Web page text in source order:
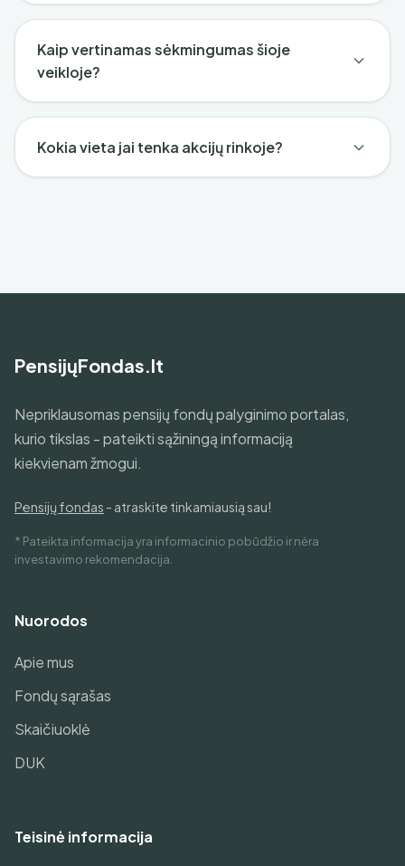
Kaip vertinamas sėkmingumas šioje
veikloje?
Kokia vieta jai tenka akcijų rinkoje?
PensijųFondas.lt
Nepriklausomas pensijų fondų palyginimo portalas,
kurio tikslas - pateikti sąžiningą informaciją
kiekvienam žmogui.
Pensijų fondas - atraskite tinkamiausią sau!
* Pateikta informacija yra informacinio pobūdžio ir nėra
investavimo rekomendacija.
Nuorodos
Apie mus
Fondų sąrašas
Skaičiuoklė
DUK
Teisinė informacija